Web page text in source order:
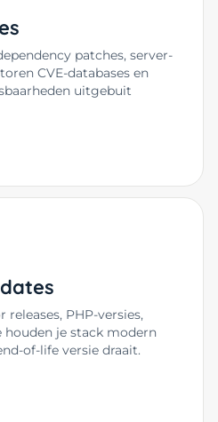
patches, server-
CVE-databases en
uitgebuit
PHP-versies,
houden je stack modern
of-life versie draait.